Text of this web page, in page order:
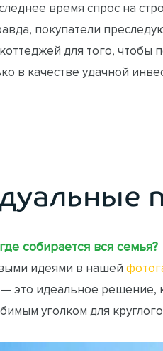
время спрос на
покупатели
для того, чтобы
в качестве удачной
собирается вся семья?
идеями в нашей
это идеальное решение,
уголком для